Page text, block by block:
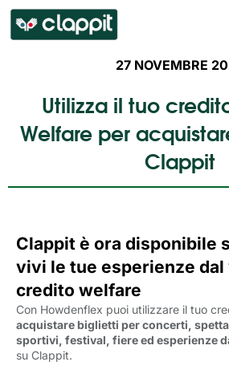
27 NOVEMBRE
Utilizza il tuo
Welfare per
Clappit
Clappit è ora disponibile
vivi le tue esperienze
credito welfare
Con Howdenflex puoi utilizzare il tuo
acquistare biglietti per concerti,
sportivi, festival, fiere ed esperienze
su Clappit.